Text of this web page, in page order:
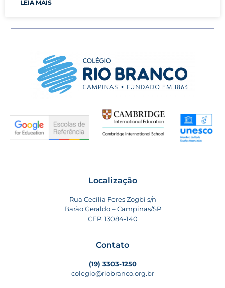
LEIA MAIS
Localização
Rua Cecília Feres Zogbi s/n
Barão Geraldo – Campinas/SP
CEP: 13084-140
Contato
(19) 3303-1250
colegio@riobranco.org.br